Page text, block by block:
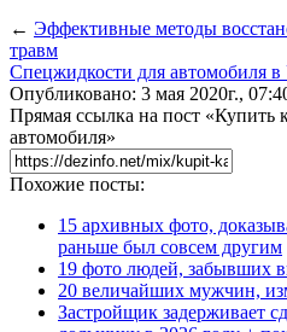
← Эффективные методы
травм
Спецжидкости для автомобиля в
Опубликовано: 3 мая 2020г.,
Прямая ссылка на пост «Купить
автомобиля»
Похожие посты:
15 архивных фото,
раньше был совсем другим
19 фото людей, забывших
20 величайших мужчин,
Застройщик задерживает